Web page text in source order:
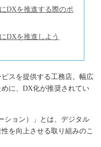
DXを推進する際のポ
DXを推進しよう
スを提供する工務店。幅広
に、DX化が推奨されてい
ション）」とは、デジタル
を向上させる取り組みのこ